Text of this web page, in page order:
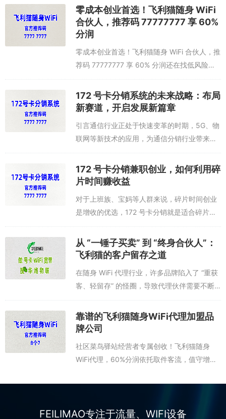
身 WiFi 招商加盟项目，以 “零加盟费 + 60%
高分润 + 长久...
零成本创业首选！飞利猫随身 WiFi
合伙人，推荐码 77777777 享 60%
分润
零成本创业首选！飞利猫随身 WiFi 合伙人，推
荐码 77777777 享 60% 分润还在找低风险、
高回报的创业项目？飞利猫随身 WiFi 合伙人招
募火热进行中！官方统一推荐码 77777777，
是...
172 号卡分销系统的未来战略：布局
新赛道，开启发展新篇章
引言通信行业正处于快速变革的时期，5G、物
联网等新技术的应用，为通信分销行业带来了
新的发展机遇。172 号卡分销系统着眼于未
来，制定了清晰的战略规划，通过布局新赛
道，开启发展新篇章。一、布局 5G 新...
172 号卡分销兼职创业，如何利用碎
片时间赚收益
对于上班族、宝妈等人群来说，碎片时间创业
是增收的优选，172 号卡分销就是适合碎片时
间操作的兼职项目，用官方推荐码 77777777
注册平台，掌握碎片时间运营技巧，就能轻松
赚得额外收益。碎片时间运营...
从 “一锤子买卖” 到 “终身合伙人”：
飞利猫的客户留存之道
在随身 WiFi 代理行业，许多品牌陷入了 “重获
客、轻留存” 的怪圈，导致代理伙伴需要不断
开发新客户才能维持收益，经营压力巨大。而
飞利猫之所以能让代理伙伴实现 “躺赚”，核心
在于其颠覆了行业的盈利逻...
靠谱的飞利猫随身WiFi代理加盟品
牌公司
社区菜鸟驿站经营者专属创收！飞利猫随身
WiFi代理，60%分润依托取件客流，值守增收
里、负责居民取件寄件、提供便民代收服务，
FEILIMAO专注于流量、WIFI设备